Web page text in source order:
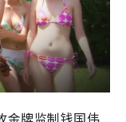
金牌监制钱国伟